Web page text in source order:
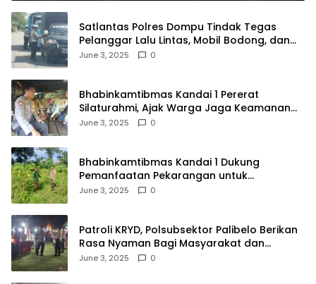
Satlantas Polres Dompu Tindak Tegas
Pelanggar Lalu Lintas, Mobil Bodong, dan
Kendaraan Tak Bayar Pajak
June 3, 2025 0
Bhabinkamtibmas Kandai 1 Pererat
Silaturahmi, Ajak Warga Jaga Keamanan
Lingkungan
June 3, 2025 0
Bhabinkamtibmas Kandai 1 Dukung
Pemanfaatan Pekarangan untuk
Ketahanan Pangan Menuju Indonesia Emas
June 3, 2025 0
Patroli KRYD, Polsubsektor Palibelo Berikan
Rasa Nyaman Bagi Masyarakat dan
Antisipasi Aksi Menjurus Premanisme
June 3, 2025 0